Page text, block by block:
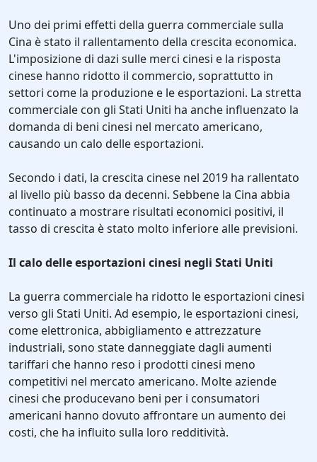
Uno dei primi effetti della guerra commerciale sulla
Cina è stato il rallentamento della crescita economica.
L'imposizione di dazi sulle merci cinesi e la risposta
cinese hanno ridotto il commercio, soprattutto in
settori come la produzione e le esportazioni. La stretta
commerciale con gli Stati Uniti ha anche influenzato la
domanda di beni cinesi nel mercato americano,
causando un calo delle esportazioni.
Secondo i dati, la crescita cinese nel 2019 ha rallentato
al livello più basso da decenni. Sebbene la Cina abbia
continuato a mostrare risultati economici positivi, il
tasso di crescita è stato molto inferiore alle previsioni.
Il calo delle esportazioni cinesi negli Stati Uniti
La guerra commerciale ha ridotto le esportazioni cinesi
verso gli Stati Uniti. Ad esempio, le esportazioni cinesi,
come elettronica, abbigliamento e attrezzature
industriali, sono state danneggiate dagli aumenti
tariffari che hanno reso i prodotti cinesi meno
competitivi nel mercato americano. Molte aziende
cinesi che producevano beni per i consumatori
americani hanno dovuto affrontare un aumento dei
costi, che ha influito sulla loro redditività.